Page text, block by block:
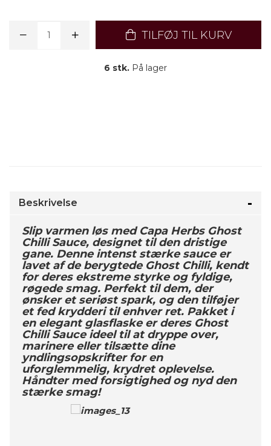
TILFØJ TIL KURV
6 stk. På lager
Beskrivelse
Slip varmen løs med Capa Herbs Ghost
Chilli Sauce, designet til den dristige
gane. Denne intenst stærke sauce er
lavet af de berygtede Ghost Chilli, kendt
for deres ekstreme styrke og fyldige,
røgede smag. Perfekt til dem, der
ønsker et seriøst spark, og den tilføjer
et fed krydderi til enhver ret. Pakket i
en elegant glasflaske er deres Ghost
Chilli Sauce ideel til at dryppe over,
marinere eller tilsætte dine
yndlingsopskrifter for en
uforglemmelig, krydret oplevelse.
Håndter med forsigtighed og nyd den
stærke smag!